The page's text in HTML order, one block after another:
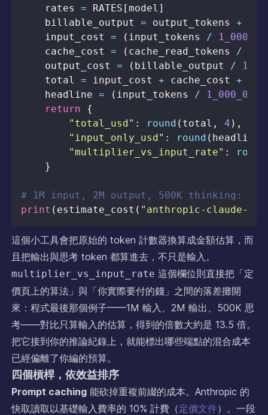
    rates
= RATES [model ]
    billable_output
= output_tokens +
    input_cost
= ( input_tokens /
    cache_cost
= ( cache_read_tokens /
    output_cost
= ( billable_output /
    total
= input_cost + cache_cost +
    headline
= ( input_tokens / 1_000_000
return
{
"total_usd" : round ( total , 4 ) ,
"input_only_usd" : round ( headline
"multiplier_vs_input_rate" : round
}
# 1M input, 2M output, 500K thinking:
print ( estimate_cost ( "anthropic-claude-
這個小工具會把原始的 token 計數器換算成金額估算，而
且把輸出與思考 token 都算進去，不只是輸入。
multiplier_vs_input_rate 這個欄位則直接把「定
價頁上的算法」與「你實際要付的錢」之間的落差攤開
來：程式最後那個例子——1M 輸入、2M 輸出、500K 思
考——對比只算輸入的估算，得到的倍數大約是 13.5 倍。
把它接到你的推論紀錄上，就能標出哪些端點的混合成本
已經偏離了你編的預算。
四個槓桿，依效益排序
Prompt caching能砍掉重複前綴的成本。Anthropic 的
快取讀取以基礎輸入費率的 10% 計費（定價文件）。一段